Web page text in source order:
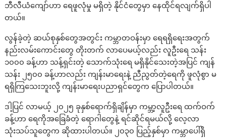
ဘီလီယံကျော်ဟာ ရေဖူလုံမှု မရှိတဲ့ နိုင်ငံတွေမှာ နေထိုင်ရလျက်ရှိပါ
တယ်။
လွန်ခဲ့တဲ့ ဆယ်စုနှစ်တွေအတွင်း ကမ္ဘာတဝန်းမှာ ရေရရှိရေးအတွက်
နည်းလမ်းကောင်းတွေ တိုးတက် လာပေမယ့်လည်း လူဦးရေ သန်း
၁၀၀၀ ခန့်ဟာ သန့်ရှင်းတဲ့ သောက်သုံးရေ မရှိနိုင်သေးတဲ့အပြင် ကျန်
သန်း ၂၅၀၀ ခန့်ဟာလည်း ကျန်းမာရေးနဲ့ ညီညွတ်တဲ့ရေကို ဖူလုံစွာ မ
ရရှိကြသေးဘူးလို့ ကျန်းမာရေးပညာရှင်တွေက ပြောပါတယ်။
ဒါ့ပြင် လာမယ့် ၂၀၂၅ ခုနှစ်ရောက်ရှိချိန်မှာ ကမ္ဘာ့လူဦးရေ ထက်ဝက်
ခန့်ဟာ ရေကိုအခြေခံတဲ့ ရောဂါတွေနဲ့ ရင်ဆိုင်ရမယ်လို့ လေ့လာ
သုံးသပ်သူတွေက ဆိုထားပါတယ်။ ၂၀၃၀ ပြည့်နှစ်မှာ ကမ္ဘာပေါ်ရှိ